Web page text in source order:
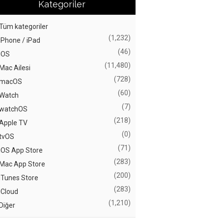
Kategoriler
kategoriler
/ iPad
(1,232)
(46)
Ailesi (11,480)
(728)
(60)
(7)
TV (218)
(0)
App Store (71)
App Store (283)
Store (200)
(283)
(1,210)